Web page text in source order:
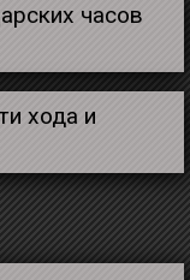
часов
хода и